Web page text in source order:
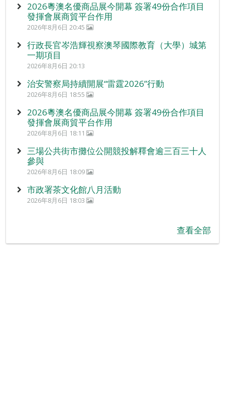
2026粵澳名優商品展今開幕 簽署49份合作項目
發揮會展商貿平台作用
2026年8月6日 20:45
行政長官岑浩輝視察澳琴國際教育（大學）城第
一期項目
2026年8月6日 20:13
治安警察局持續開展“雷霆2026”行動
2026年8月6日 18:55
2026粵澳名優商品展今開幕 簽署49份合作項目
發揮會展商貿平台作用
2026年8月6日 18:11
三場公共街市攤位公開競投解釋會逾三百三十人
參與
2026年8月6日 18:09
市政署茶文化館八月活動
2026年8月6日 18:03
查看全部